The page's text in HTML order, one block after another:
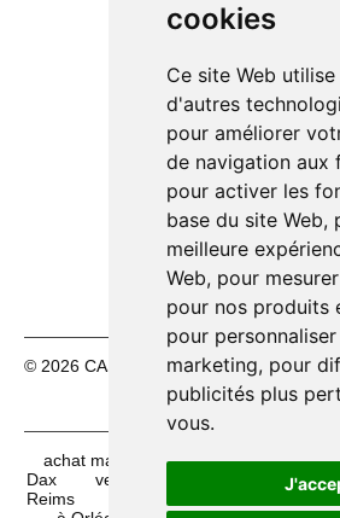
cookies
Ce site Web
d'autres
pour améliorer
de navigation aux
pour activer les
base du site Web,
meilleure
Web, pour
pour nos produits
pour
marketing, pour
publicités plus
vous.
Lundi 10/08
Mardi 11/08
Vendredi 14/08
© 2026 CASH FÊTES. Tous droits
|
CGV
achat mascottes à Clermont-Ferrand
Dax
vente Bérêt basque à Brest
Reims